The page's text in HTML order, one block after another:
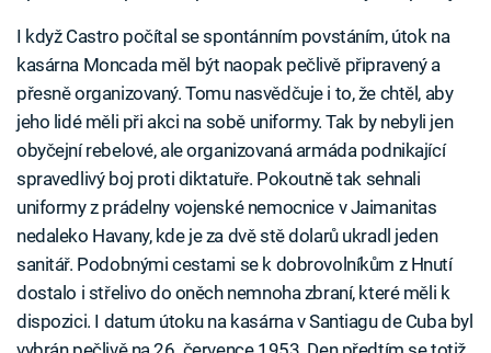
I když Castro počítal se spontánním povstáním, útok na
kasárna Moncada měl být naopak pečlivě připravený a
přesně organizovaný. Tomu nasvědčuje i to, že chtěl, aby
jeho lidé měli při akci na sobě uniformy. Tak by nebyli jen
obyčejní rebelové, ale organizovaná armáda podnikající
spravedlivý boj proti diktatuře. Pokoutně tak sehnali
uniformy z prádelny vojenské nemocnice v Jaimanitas
nedaleko Havany, kde je za dvě stě dolarů ukradl jeden
sanitář. Podobnými cestami se k dobrovolníkům z Hnutí
dostalo i střelivo do oněch nemnoha zbraní, které měli k
dispozici. I datum útoku na kasárna v Santiagu de Cuba byl